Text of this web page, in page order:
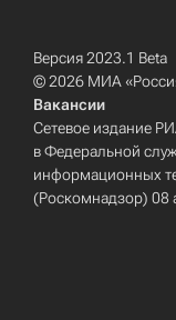
Версия 2023.1 Beta
© 2026 МИА
Вакансии
Сетевое издание
в Федеральной
информационных
(Роскомнадзор) 08